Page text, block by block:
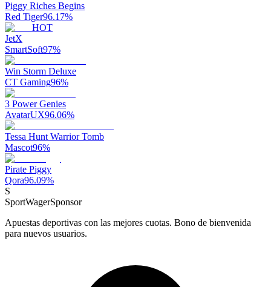
Piggy Riches Begins
Red Tiger96.17%
HOT
JetX
SmartSoft97%
Win Storm Deluxe
CT Gaming96%
3 Power Genies
AvatarUX96.06%
Tessa Hunt Warrior Tomb
Mascot96%
Pirate Piggy
Qora96.09%
S
SportWagerSponsor
Apuestas deportivas con las mejores cuotas. Bono de bienvenida
para nuevos usuarios.